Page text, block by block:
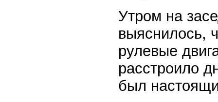
Утром на
выяснилось,
рулевые
расстроило
был